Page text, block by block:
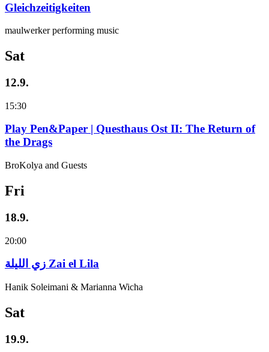
Gleichzeitigkeiten
maulwerker performing music
Sat
12.9.
15:30
Play Pen&Paper | Questhaus Ost II: The Return of
the Drags
BroKolya and Guests
Fri
18.9.
20:00
زي‌ اللیلة Zai el Lila
Hanik Soleimani & Marianna Wicha
Sat
19.9.